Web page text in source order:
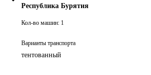
Республика Бурятия
Кол-во машин: 1
Варианты транспорта
тентованный